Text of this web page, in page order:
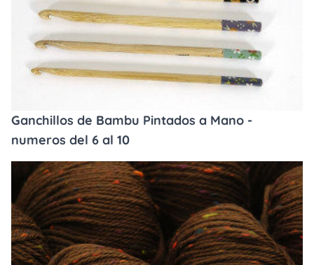
Ganchillos de Bambu Pintados a Mano -
numeros del 6 al 10